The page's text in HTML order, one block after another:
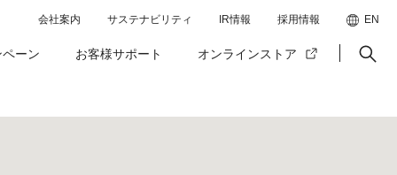
ーン お客様サポート オンラインストア
会社案内 サステナビリティ IR情報 採用情報 EN